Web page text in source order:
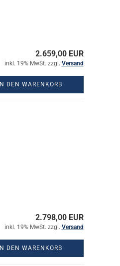
2.659,00 EUR
inkl. 19% MwSt. zzgl. Versand
IN DEN WARENKORB
2.798,00 EUR
inkl. 19% MwSt. zzgl. Versand
IN DEN WARENKORB